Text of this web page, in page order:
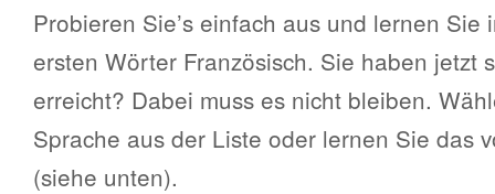
Probieren Sie’s einfach aus und lernen
ersten Wörter Französisch. Sie haben jetzt
erreicht? Dabei muss es nicht bleiben.
Sprache aus der Liste oder lernen Sie das
(siehe unten).